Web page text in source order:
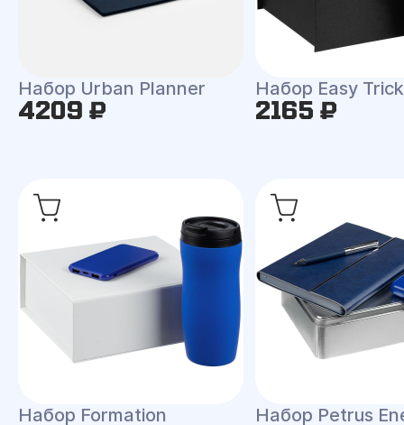
Набор Urban Planner
4209 ₽
Набор Easy Trick
2165 ₽
Набор Formation Набор Petrus